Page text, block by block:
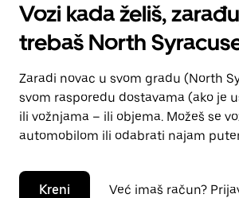
Vozi kada želiš,
trebaš North
Zaradi novac u svom gradu (North
svom rasporedu dostavama (ako je
ili vožnjama – ili objema. Možeš se
automobilom ili odabrati najam
Kreni Već imaš račun?